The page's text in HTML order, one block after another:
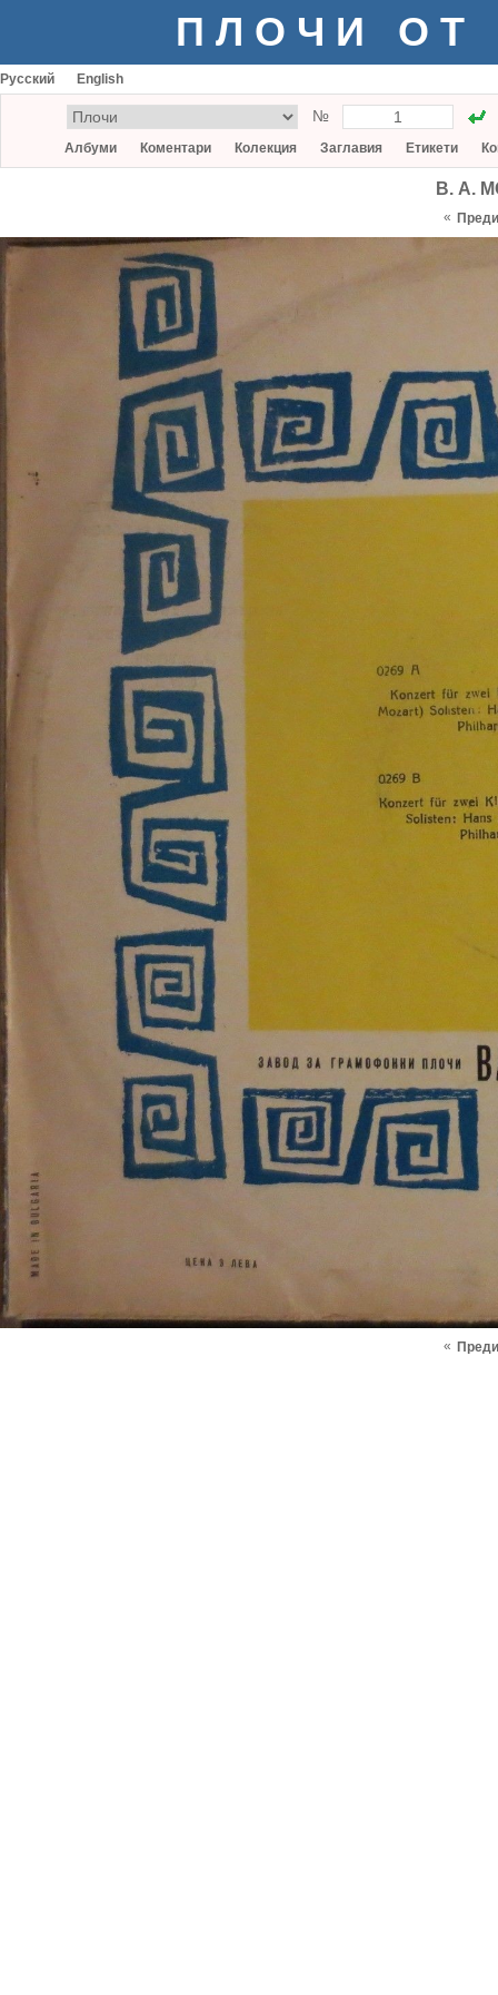
ПЛОЧИ ОТ
Русский English
№
Албуми Коментари Колекция Заглавия Етикети
В. А.
«
«